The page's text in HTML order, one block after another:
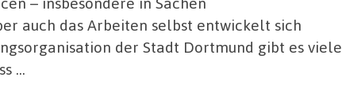
auch das Arbeiten selbst entwickelt sich
der Stadt Dortmund gibt es viele
…